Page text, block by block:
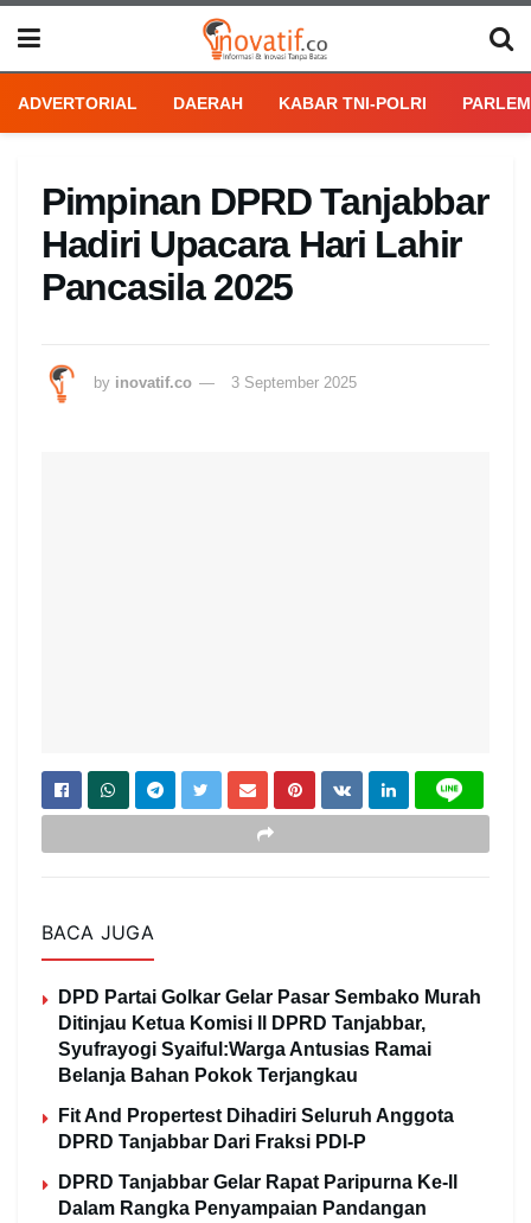
ADVERTORIAL DAERAH KABAR TNI-POLRI
Pimpinan DPRD Tanjabbar
Hadiri Upacara Hari Lahir
Pancasila 2025
by inovatif.co 3 September 2025
BACA JUGA
DPD Partai Golkar Gelar Pasar Sembako Murah
Ditinjau Ketua Komisi ll DPRD Tanjabbar,
Syufrayogi Syaiful:Warga Antusias Ramai
Belanja Bahan Pokok Terjangkau
Fit And Propertest Dihadiri Seluruh Anggota
DPRD Tanjabbar Dari Fraksi PDI-P
DPRD Tanjabbar Gelar Rapat Paripurna Ke-ll
Dalam Rangka Penyampaian Pandangan